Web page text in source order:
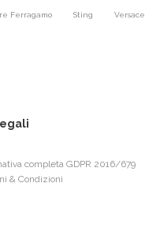
Ferragamo Sting Versace
completa GDPR 2016/679
& Condizioni